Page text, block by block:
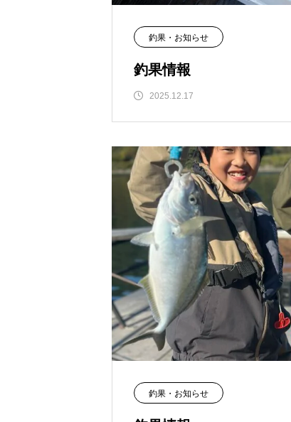
釣果・お知らせ
釣果情報
2025.12.17
釣果・お知らせ